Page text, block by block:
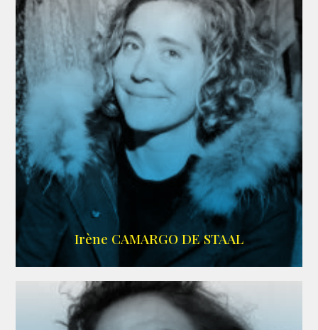
ALLOCINE
Irène CAMARGO DE STAAL